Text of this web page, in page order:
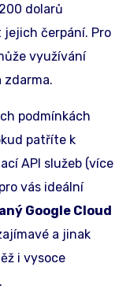
dolarů
čerpání. Pro
využívání
zdarma.
podmínkách
patříte k
API služeb (více
vás ideální
Google Cloud
a jinak
i vysoce